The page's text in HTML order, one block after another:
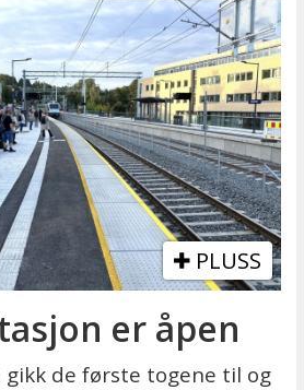
PLUSS
er åpen
gikk de første togene til og